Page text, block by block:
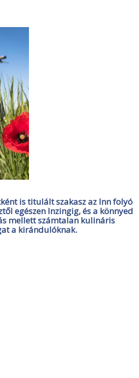
is titulált szakasz az Inn folyó
egészen Inzingig, és a könnyed
mellett számtalan kulináris
a kirándulóknak.